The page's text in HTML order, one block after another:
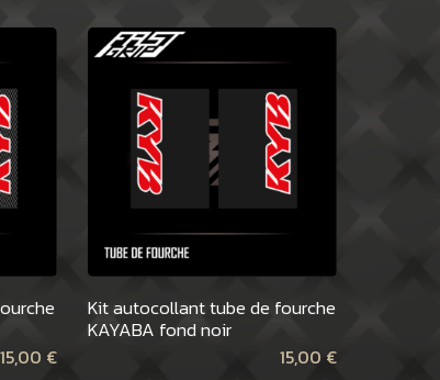
15,00 €
Kit autocollant tube de fourche
KAYABA fond noir
15,00 €